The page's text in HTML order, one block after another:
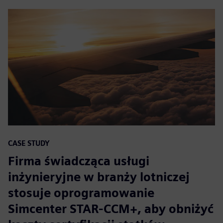
CASE STUDY
Firma świadcząca usługi
inżynieryjne w branży lotniczej
stosuje oprogramowanie
Simcenter STAR-CCM+, aby obniżyć